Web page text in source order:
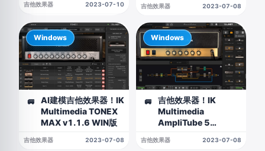
吉他效果器 2023-07-10 吉他效果器 2023-07-08
🚐
AI建模吉他效果器！IK
Multimedia TONEX
MAX v1.1.6 WIN版
吉他效果器 2023-07-08
Windows
🚐
吉他效果器！IK
Multimedia
AmpliTube 5
WIN版
吉他效果器 2023-07-08
Windows